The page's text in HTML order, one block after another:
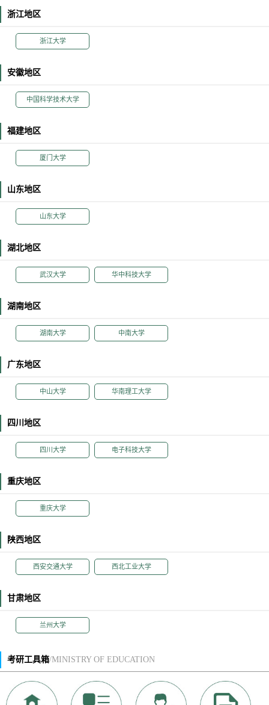
浙江地区
浙江大学
安徽地区
中国科学技术大学
福建地区
厦门大学
山东地区
山东大学
湖北地区
武汉大学 华中科技大学
湖南地区
湖南大学 中南大学
广东地区
中山大学 华南理工大学
四川地区
四川大学 电子科技大学
重庆地区
重庆大学
陕西地区
西安交通大学 西北工业大学
甘肃地区
兰州大学
考研工具箱/MINISTRY OF EDUCATION